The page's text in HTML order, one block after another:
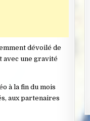
dévoilé de
avec une gravité
à la fin du mois
aux partenaires